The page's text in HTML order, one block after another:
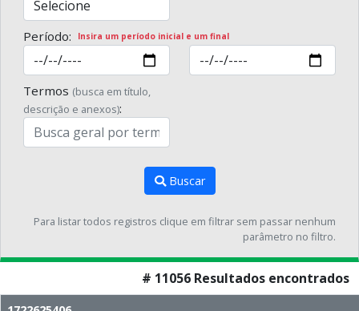
Período: Insira um período inicial e um final
Termos (busca em título,
descrição e anexos):
Buscar
Para listar todos registros clique em filtrar sem passar nenhum
parâmetro no filtro.
# 11056 Resultados encontrados